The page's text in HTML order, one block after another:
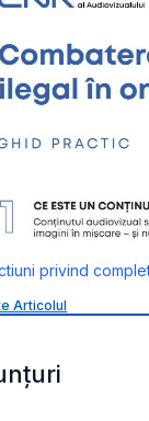
privind
Articolul